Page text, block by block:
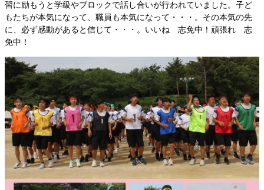
習に励もうと学級やブロックで話し合いが行われていました。子ど
もたちが本気になって、職員も本気になって・・・。その本気の先
に、必ず感動があると信じて・・・。いいね 志免中！頑張れ 志
免中！